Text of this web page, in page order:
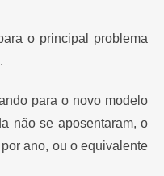
o principal problema
para o novo modelo
não se aposentaram, o
ano, ou o equivalente